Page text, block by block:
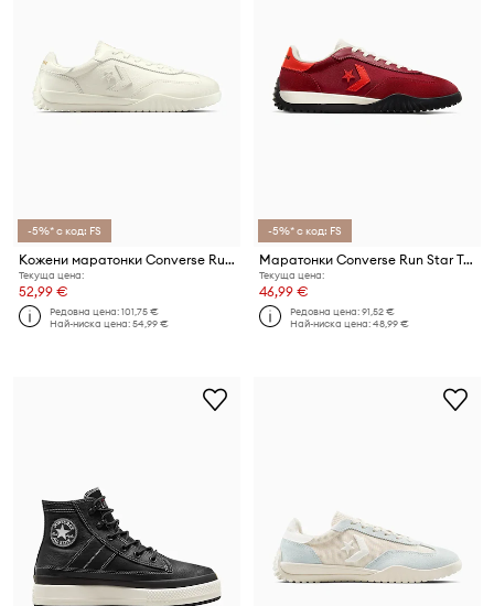
-5%* с код: FS
Кожени маратонки Converse Run Star Trainer
Текуща цена:
52,99 €
Редовна цена:101,75 €
Най-ниска цена:54,99 €
-5%* с код: FS
Маратонки Converse Run Star Trainer
Текуща цена:
46,99 €
Редовна цена:91,52 €
Най-ниска цена:48,99 €